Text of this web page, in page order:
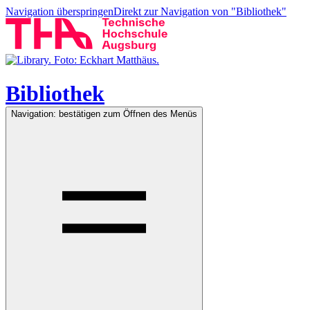
Navigation überspringenDirekt zur Navigation von "Bibliothek"
Bibliothek
Navigation: bestätigen zum Öffnen des Menüs